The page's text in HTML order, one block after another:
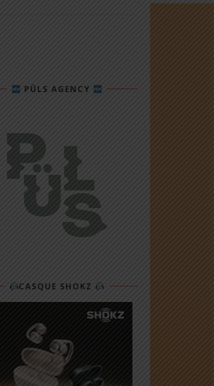
PÜLS AGENCY
CASQUE SHOKZ